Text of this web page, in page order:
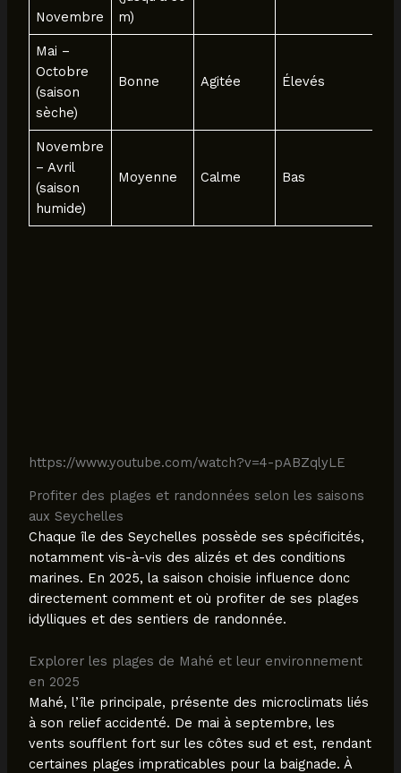
Novembre
m)
Mai –
Octobre
(saison
sèche)
Bonne Agitée Élevés
Novembre
– Avril
(saison
humide)
Moyenne Calme Bas
https://www.youtube.com/watch?v=4-pABZqlyLE
Profiter des plages et randonnées selon les saisons
aux Seychelles
Chaque île des Seychelles possède ses spécificités,
notamment vis-à-vis des alizés et des conditions
marines. En 2025, la saison choisie influence donc
directement comment et où profiter de ses plages
idylliques et des sentiers de randonnée.
Explorer les plages de Mahé et leur environnement
en 2025
Mahé, l’île principale, présente des microclimats liés
à son relief accidenté. De mai à septembre, les
vents soufflent fort sur les côtes sud et est, rendant
certaines plages impraticables pour la baignade. À